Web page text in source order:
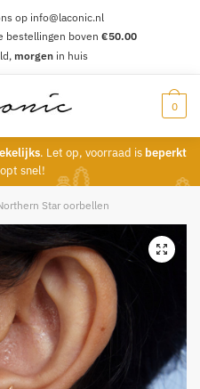
op info@laconic.nl
bestellingen boven €50.00
morgen in huis
0
. Let op, voorraad is beperkt
snel!
Star oorbellen
🔍